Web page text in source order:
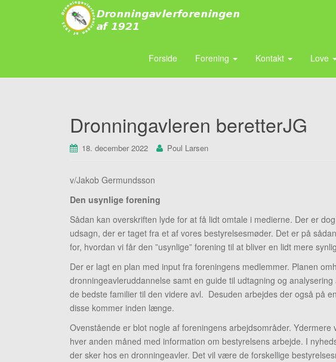
Forside Forening Kontakt Love
Dronningavleren beretterJG
18. december 2022 Poul Larsen
v/Jakob Germundsson
Den usynlige forening
Sådan kan overskriften lyde for at få lidt omtale i medierne. Der er
udsagn, der er taget fra et af vores bestyrelsesmøder. Det er på
for, hvordan vi får den ”usynlige” forening til at bliver en lidt mere
Der er lagt en plan med input fra foreningens medlemmer. Planen
dronningeavleruddannelse samt en guide til udtagning og
de bedste familier til den videre avl. Desuden arbejdes der også på
disse kommer inden længe.
Ovenstående er blot nogle af foreningens arbejdsområder.
hver anden måned med information om bestyrelsens arbejde. I
der sker hos en dronningeavler. Det vil være de forskellige